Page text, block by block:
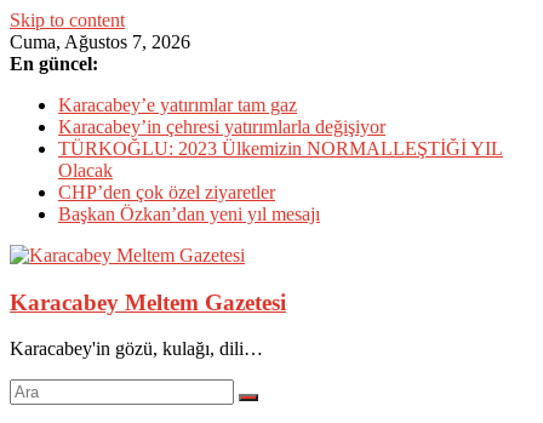
Skip to content
Cuma, Ağustos 7, 2026
En güncel:
Karacabey’e yatırımlar tam gaz
Karacabey’in çehresi yatırımlarla değişiyor
TÜRKOĞLU: 2023 Ülkemizin NORMALLEŞTİĞİ YIL
Olacak
CHP’den çok özel ziyaretler
Başkan Özkan’dan yeni yıl mesajı
Karacabey Meltem Gazetesi
Karacabey'in gözü, kulağı, dili…